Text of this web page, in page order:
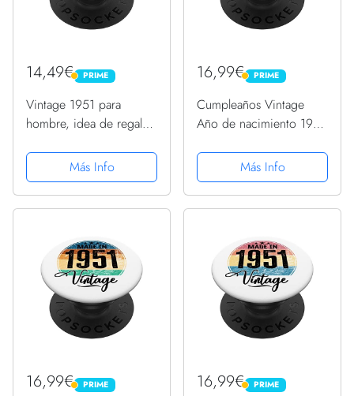
14,49€ PRIME
PRIME
Vintage 1951 para
hombre, idea de regalo
72 años PopSockets
PopGrip Intercambiable
Más Info
16,99€ PRIME
PRIME
Cumpleaños Vintage
Año de nacimiento 1951
PopSockets PopGrip
Intercambiable
Más Info
16,99€ PRIME
PRIME 16,99€ PRIME
PRIME